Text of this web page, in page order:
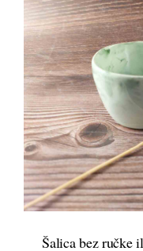
Šalica bez ručke